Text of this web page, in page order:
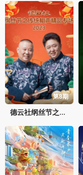
第8期
德云社纲丝节之传统相声精品专场